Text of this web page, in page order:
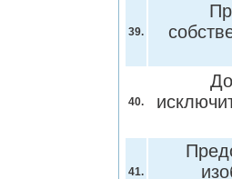
39.
40.
41.